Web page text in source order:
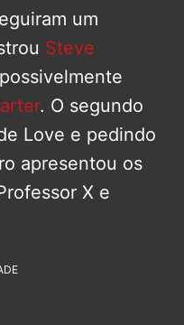
um
Steve
. O segundo
Love e pedindo
apresentou os
X e